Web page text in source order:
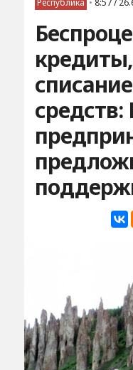
Республика • 8:57 /
средств: